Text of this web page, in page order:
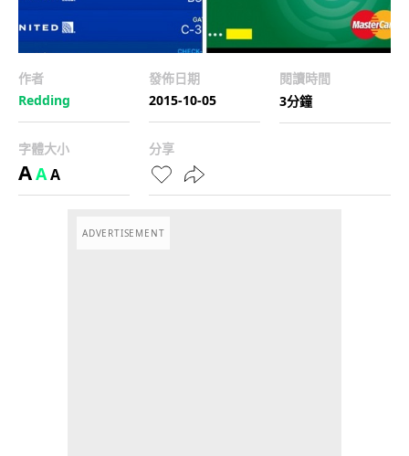
作者
Redding
發佈日期
2015-10-05
閱讀時間
3分鐘
字體大小
AAA
分享
ADVERTISEMENT